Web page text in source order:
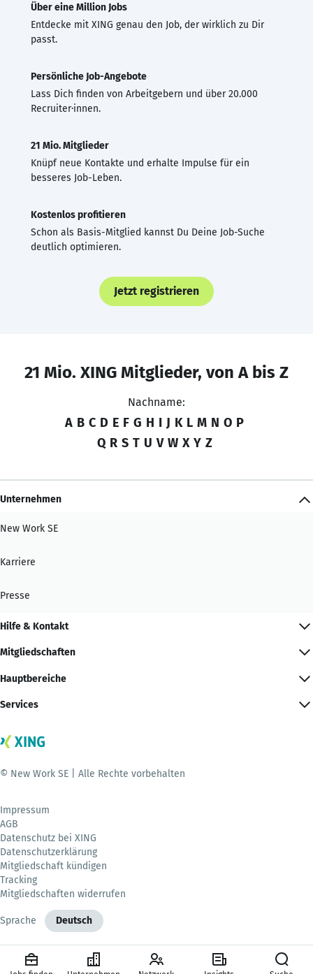
Über eine Million Jobs
Entdecke mit XING genau den Job, der wirklich zu Dir
passt.
Persönliche Job-Angebote
Lass Dich finden von Arbeitgebern und über 20.000
Recruiter·innen.
21 Mio. Mitglieder
Knüpf neue Kontakte und erhalte Impulse für ein
besseres Job-Leben.
Kostenlos profitieren
Schon als Basis-Mitglied kannst Du Deine Job-Suche
deutlich optimieren.
Jetzt registrieren
21 Mio. XING Mitglieder, von A bis Z
Nachname:
A B C D E F G H I J K L M N O P
Q R S T U V W X Y Z
Unternehmen
New Work SE
Karriere
Presse
Hilfe & Kontakt
Mitgliedschaften
Hauptbereiche
Services
© New Work SE | Alle Rechte vorbehalten
Impressum
AGB
Datenschutz bei XING
Datenschutzerklärung
Mitgliedschaft kündigen
Tracking
Mitgliedschaften widerrufen
Sprache Deutsch